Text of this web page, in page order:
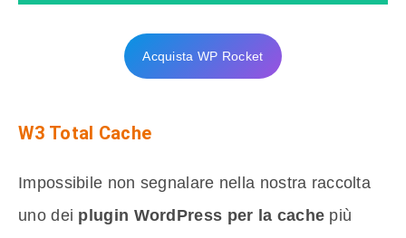
Acquista WP Rocket
W3 Total Cache
Impossibile non segnalare nella nostra raccolta
uno dei plugin WordPress per la cache più